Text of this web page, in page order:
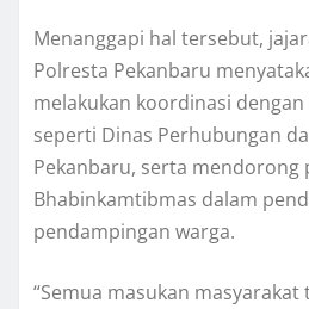
Menanggapi hal tersebut,
Polresta Pekanbaru
melakukan koordinasi
seperti Dinas Perhubungan
Pekanbaru, serta mendorong
Bhabinkamtibmas dalam
pendampingan warga.
“Semua masukan